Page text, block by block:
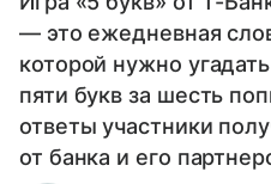
— это ежедневная
которой нужно
пяти букв за шесть
ответы участники
от банка и его